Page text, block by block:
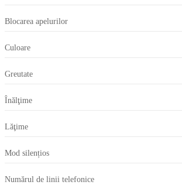
Blocarea apelurilor
Culoare
Greutate
Înălţime
Lăţime
Mod silențios
Numărul de linii telefonice